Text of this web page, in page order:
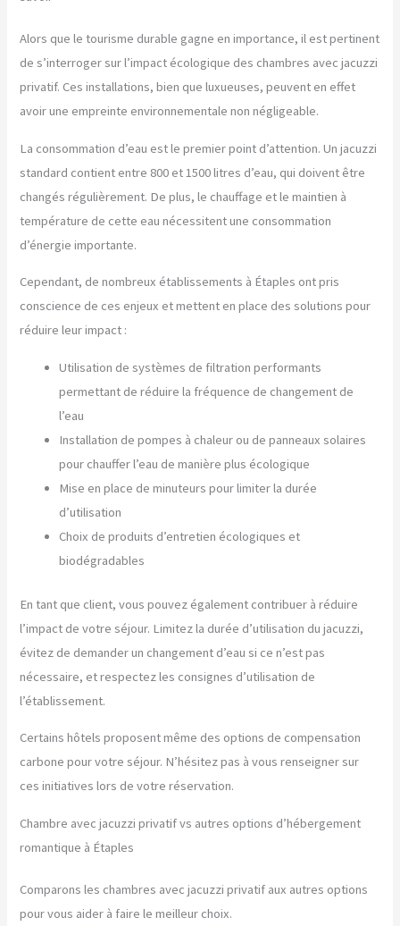
Alors que le tourisme durable gagne en importance, il est pertinent
de s’interroger sur l’impact écologique des chambres avec jacuzzi
privatif. Ces installations, bien que luxueuses, peuvent en effet
avoir une empreinte environnementale non négligeable.
La consommation d’eau est le premier point d’attention. Un jacuzzi
standard contient entre 800 et 1500 litres d’eau, qui doivent être
changés régulièrement. De plus, le chauffage et le maintien à
température de cette eau nécessitent une consommation
d’énergie importante.
Cependant, de nombreux établissements à Étaples ont pris
conscience de ces enjeux et mettent en place des solutions pour
réduire leur impact :
Utilisation de systèmes de filtration performants
permettant de réduire la fréquence de changement de
l’eau
Installation de pompes à chaleur ou de panneaux solaires
pour chauffer l’eau de manière plus écologique
Mise en place de minuteurs pour limiter la durée
d’utilisation
Choix de produits d’entretien écologiques et
biodégradables
En tant que client, vous pouvez également contribuer à réduire
l’impact de votre séjour. Limitez la durée d’utilisation du jacuzzi,
évitez de demander un changement d’eau si ce n’est pas
nécessaire, et respectez les consignes d’utilisation de
l’établissement.
Certains hôtels proposent même des options de compensation
carbone pour votre séjour. N’hésitez pas à vous renseigner sur
ces initiatives lors de votre réservation.
Chambre avec jacuzzi privatif vs autres options d’hébergement
romantique à Étaples
Comparons les chambres avec jacuzzi privatif aux autres options
pour vous aider à faire le meilleur choix.